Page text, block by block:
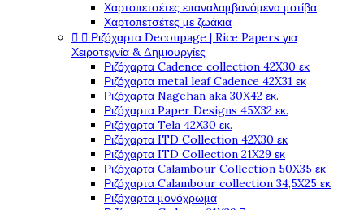
Χαρτοπετσέτες επαναλαμβανόμενα μοτίβα
Χαρτοπετσέτες με ζωάκια
  Ριζόχαρτα Decoupage | Rice Papers για
Χειροτεχνία & Δημιουργίες
Ριζόχαρτα Cadence collection 42X30 εκ
Ριζόχαρτα metal leaf Cadence 42X31 εκ
Ριζόχαρτα Nagehan aka 30X42 εκ.
Ριζόχαρτα Paper Designs 45X32 εκ.
Ριζόχαρτα Tela 42Χ30 εκ.
Ριζόχαρτα ITD Collection 42X30 εκ
Ριζόχαρτα ITD Collection 21X29 εκ
Ριζόχαρτα Calambour Collection 50X35 εκ
Ριζόχαρτα Calambour collection 34,5X25 εκ
Ριζόχαρτα μονόχρωμα